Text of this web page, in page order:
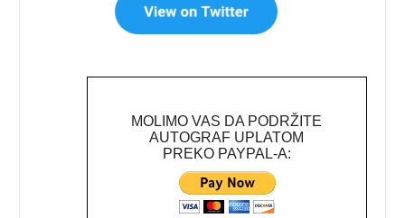
MOLIMO VAS DA PODRŽITE
AUTOGRAF UPLATOM
PREKO PAYPAL-A: